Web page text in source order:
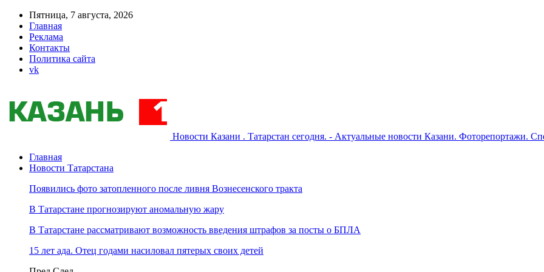
Пятница, 7 августа, 2026
Главная
Реклама
Контакты
Политика сайта
vk
Новости Казани . Татарстан сегодня. - Актуальные новости Казани. Фоторепортажи.
Главная
Новости Татарстана
Появились фото затопленного после ливня Вознесенского тракта
В Татарстане прогнозируют аномальную жару
В Татарстане рассматривают возможность введения штрафов за посты о БПЛА
15 лет ада. Отец годами насиловал пятерых своих детей